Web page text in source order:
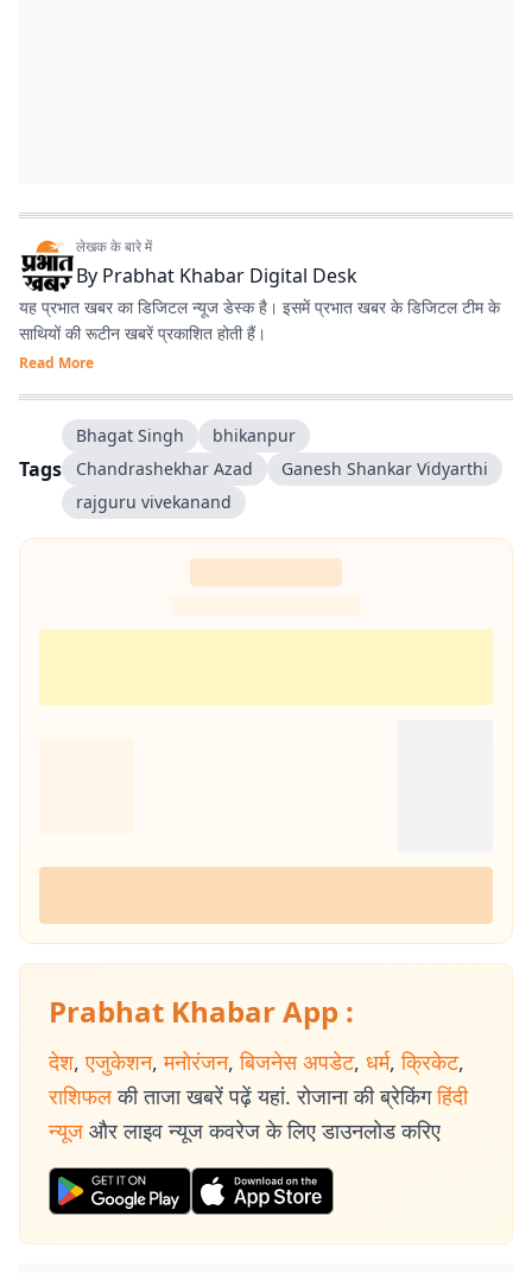
लेखक के बारे में
By Prabhat Khabar Digital Desk
यह प्रभात खबर का डिजिटल न्यूज डेस्क है। इसमें प्रभात खबर के डिजिटल टीम के
साथियों की रूटीन खबरें प्रकाशित होती हैं।
Read More
Tags
Bhagat Singh
bhikanpur
Chandrashekhar Azad
Ganesh Shankar Vidyarthi
rajguru vivekanand
Prabhat Khabar App :
देश, एजुकेशन, मनोरंजन, बिजनेस अपडेट, धर्म, क्रिकेट,
राशिफल की ताजा खबरें पढ़ें यहां. रोजाना की ब्रेकिंग हिंदी
न्यूज और लाइव न्यूज कवरेज के लिए डाउनलोड करिए